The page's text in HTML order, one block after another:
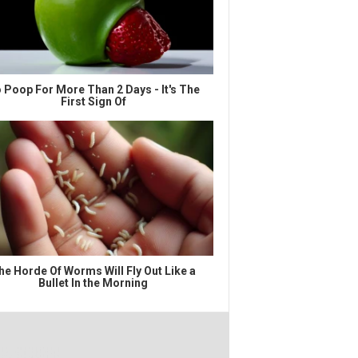
Poop For More Than 2 Days - It's The
First Sign Of
Horde Of Worms Will Fly Out Like a
Bullet In the Morning